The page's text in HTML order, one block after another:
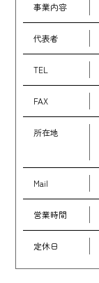
事業内容
代表者
TEL
FAX
所在地
Mail
営業時間
定休日